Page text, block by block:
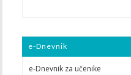
e-Dnevnik
e-Dnevnik za učenike